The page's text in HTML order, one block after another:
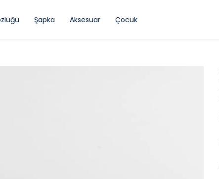
Şapka Aksesuar Çocuk